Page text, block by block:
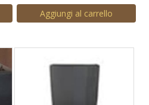
Aggiungi al carrello